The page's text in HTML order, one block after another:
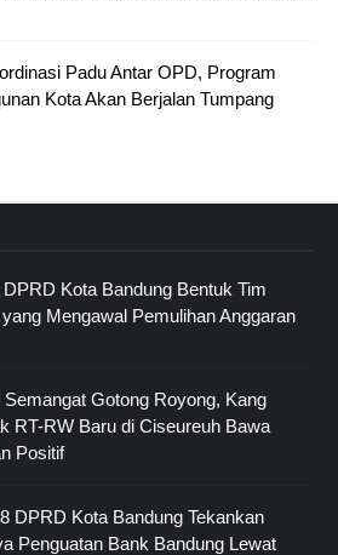
Padu Antar OPD, Program
Kota Akan Berjalan Tumpang
Kota Bandung Bentuk Tim
Mengawal Pemulihan Anggaran
Semangat Gotong Royong, Kang
RT-RW Baru di Ciseureuh Bawa
Positif
DPRD Kota Bandung Tekankan
Penguatan Bank Bandung Lewat